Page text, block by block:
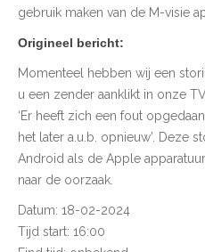
gebruik maken van de M-visie
Origineel bericht:
Momenteel hebben wij een
u een zender aanklikt in onze
‘Er heeft zich een fout
het later a.u.b. opnieuw’. Deze
Android als de Apple
naar de oorzaak.
Datum: 18-02-2024
Tijd start: 16:00